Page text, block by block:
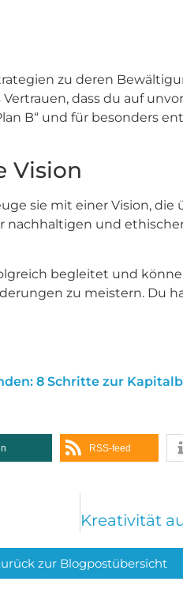
zu deren
dass du auf
B“ und für besonders
Vision
sie mit einer Vision, die
nachhaltigen und
begleitet und
zu meistern. Du
8 Schritte zur
RSS-feed
zur Blogpostübersicht